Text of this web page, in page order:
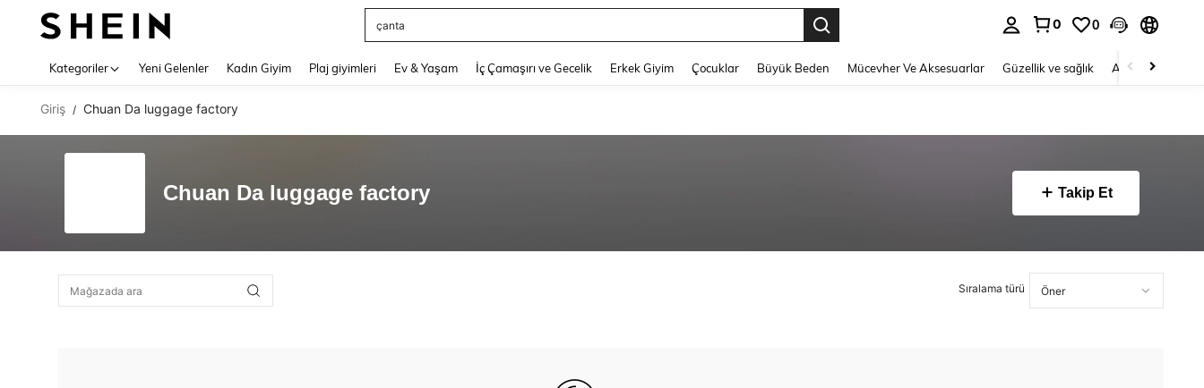
çanta
0 0
Kategoriler Yeni Gelenler Kadın Giyim Plaj giyimleri Ev & Yaşam İç Çamaşırı ve Gecelik Erkek Giyim Çocuklar Büyük Beden Mücevher Ve Aksesuarlar Güzellik ve sağlık Ayakkabı
Giriş / Chuan Da luggage factory
Chuan Da luggage factory Takip Et
Sıralama türü